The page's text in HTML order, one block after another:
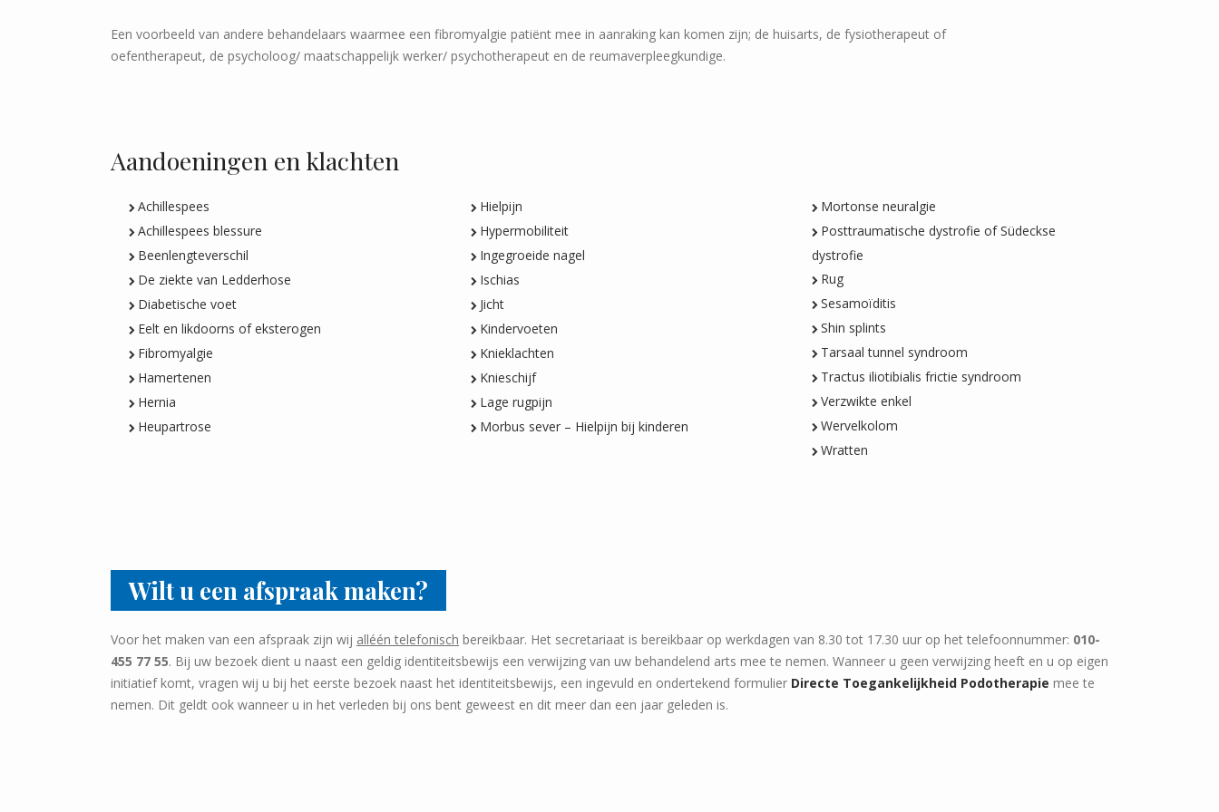
Een voorbeeld van andere behandelaars waarmee een fibromyalgie patiënt mee in aanraking kan komen zijn; de huisarts, de fysiotherapeut of
oefentherapeut, de psycholoog/ maatschappelijk werker/ psychotherapeut en de reumaverpleegkundige.
Aandoeningen en klachten
Achillespees
Achillespees blessure
Beenlengteverschil
De ziekte van Ledderhose
Diabetische voet
Eelt en likdoorns of eksterogen
Fibromyalgie
Hamertenen
Hernia
Heupartrose
Hielpijn
Hypermobiliteit
Ingegroeide nagel
Ischias
Jicht
Kindervoeten
Knieklachten
Knieschijf
Lage rugpijn
Morbus sever – Hielpijn bij kinderen
Mortonse neuralgie
Posttraumatische dystrofie of Südeckse
dystrofie
Rug
Sesamoïditis
Shin splints
Tarsaal tunnel syndroom
Tractus iliotibialis frictie syndroom
Verzwikte enkel
Wervelkolom
Wratten
Wilt u een afspraak maken?
Voor het maken van een afspraak zijn wij alléén telefonisch bereikbaar. Het secretariaat is bereikbaar op werkdagen van 8.30 tot 17.30 uur op het telefoonnummer: 010-
455 77 55. Bij uw bezoek dient u naast een geldig identiteitsbewijs een verwijzing van uw behandelend arts mee te nemen. Wanneer u geen verwijzing heeft en u op eigen
initiatief komt, vragen wij u bij het eerste bezoek naast het identiteitsbewijs, een ingevuld en ondertekend formulier Directe Toegankelijkheid Podotherapie mee te
nemen. Dit geldt ook wanneer u in het verleden bij ons bent geweest en dit meer dan een jaar geleden is.